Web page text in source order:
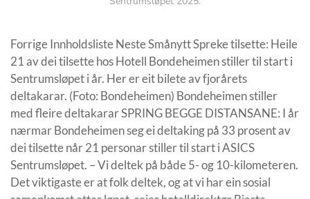
Forrige Innholdsliste Neste Smånytt Spreke tilsette: Heile
21 av dei tilsette hos Hotell Bondeheimen stiller til start i
Sentrumsløpet i år. Her er eit bilete av fjorårets
deltakarar. (Foto: Bondeheimen) Bondeheimen stiller
med fleire deltakarar SPRING BEGGE DISTANSANE: I år
nærmar Bondeheimen seg ei deltaking på 33 prosent av
dei tilsette når 21 personar stiller til start i ASICS
Sentrumsløpet. – Vi deltek på både 5- og 10-kilometeren.
Det viktigaste er at folk deltek, og at vi har ein sosial